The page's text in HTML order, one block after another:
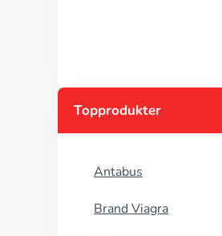
Topprodukter
Antabus
Brand Viagra